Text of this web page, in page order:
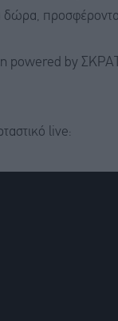
δώρα,
powered by
live: